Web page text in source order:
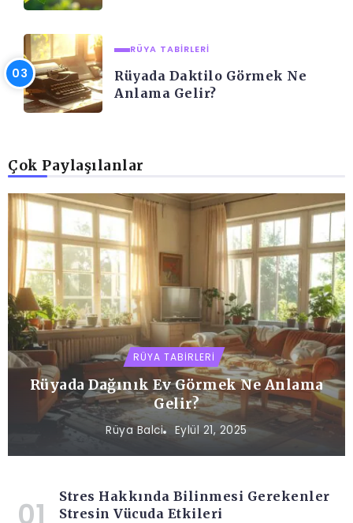
RÜYA TABIRLERI
Rüyada Daktilo Görmek Ne
Anlama Gelir?
Çok Paylaşılanlar
RÜYA TABIRLERI
Rüyada Dağınık Ev Görmek Ne Anlama
Gelir?
Rüya Balci Eylül 21, 2025
Stres Hakkında Bilinmesi Gerekenler
Stresin Vücuda Etkileri